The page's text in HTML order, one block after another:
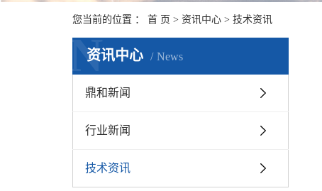
您当前的位置 ： 首 页 > 资讯中心 > 技术资讯
资讯中心 News
N
鼎和新闻
行业新闻
技术资讯